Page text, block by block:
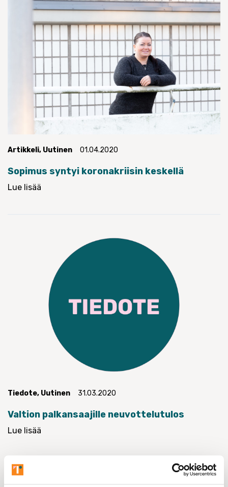
Artikkeli, Uutinen 01.04.2020
Sopimus syntyi koronakriisin keskellä
Lue lisää
Tiedote, Uutinen 31.03.2020
Valtion palkansaajille neuvottelutulos
Lue lisää